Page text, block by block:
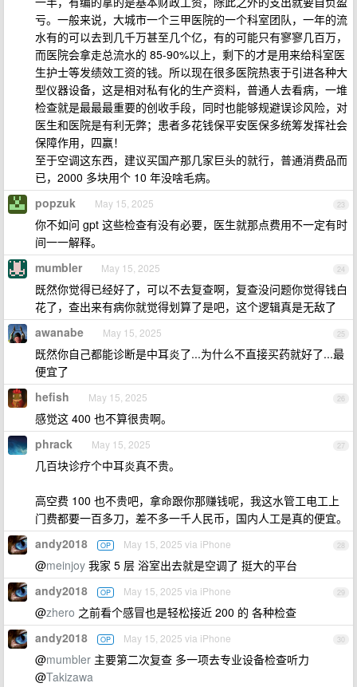
亏。一般来说，大城市一个三甲医院的一个科室团队，一年的流
水有的可以去到几千万甚至几个亿，有的可能只有寥寥几百万，
而医院会拿走总流水的 85-90%以上，剩下的才是用来给科室医
生护士等发绩效工资的钱。所以现在很多医院热衷于引进各种大
型仪器设备，这是相对私有化的生产资料，普通人去看病，一堆
检查就是最最最重要的创收手段，同时也能够规避误诊风险，对
医生和医院是有利无弊；患者多花钱保平安医保多统筹发挥社会
保障作用，四赢！
至于空调这东西，建议买国产那几家巨头的就行，普通消费品而
已，2000 多块用个 10 年没啥毛病。
23
popzuk May 15, 2025
你不如问 gpt 这些检查有没有必要，医生就那点费用不一定有时
间一一解释。
24
mumbler May 15, 2025
既然你觉得已经好了，可以不去复查啊，复查没问题你觉得钱白
花了，查出来有病你就觉得划算了是吧，这个逻辑真是无敌了
25
awanabe May 15, 2025
既然你自己都能诊断是中耳炎了...为什么不直接买药就好了...最
便宜了
26
hefish May 15, 2025
感觉这 400 也不算很贵啊。
27
phrack May 15, 2025
几百块诊疗个中耳炎真不贵。
高空费 100 也不贵吧，拿命跟你那赚钱呢，我这水管工电工上
门费都要一百多刀，差不多一千人民币，国内人工是真的便宜。
28
andy2018 OP May 15, 2025 via iPhone
@meinjoy 我家 5 层 浴室出去就是空调了 挺大的平台
29
andy2018 OP May 15, 2025 via iPhone
@zhero 之前看个感冒也是轻松接近 200 的 各种检查
30
andy2018 OP May 15, 2025 via iPhone
@mumbler 主要第二次复查 多一项去专业设备检查听力
@Takizawa